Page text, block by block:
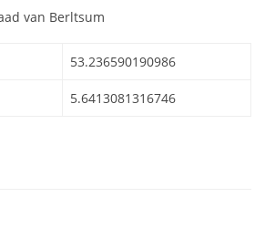
van Berltsum
53.236590190986
5.6413081316746